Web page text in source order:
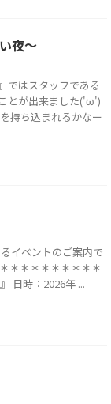
夜～
ではスタッフである
とが出来ました('ω')
持ち込まれるかなー
イベントのご案内で
＊＊＊＊＊＊＊＊＊
日時：2026年 ...